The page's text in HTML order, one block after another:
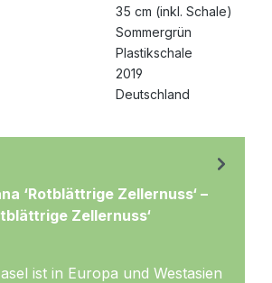
35 cm (inkl. Schale)
Sommergrün
Plastikschale
2019
Deutschland
‘Rotblättrige Zellernuss‘ –
Zellernuss‘
ist in Europa und Westasien